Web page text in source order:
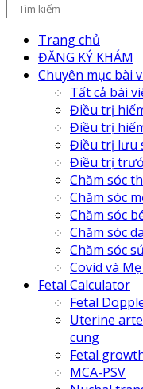
Trang chủ
ĐĂNG KÝ KHÁM
Chuyên mục bài
Tất cả bài
Điều trị
Điều trị
Điều trị lưu
Điều trị
Chăm sóc
Chăm sóc
Chăm sóc
Chăm sóc
Chăm sóc
Covid và
Fetal Calculator
Fetal
Uterine
cung
Fetal
MCA-PSV